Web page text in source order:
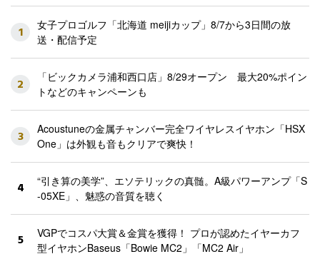
1
女子プロゴルフ「北海道 meijiカップ」8/7から3日間の放
送・配信予定
2
「ビックカメラ浦和西口店」8/29オープン 最大20%ポイン
トなどのキャンペーンも
3
Acoustuneの金属チャンバー完全ワイヤレスイヤホン「HSX
One」は外観も音もクリアで爽快！
4
“引き算の美学”、エソテリックの真髄。A級パワーアンプ「S
-05XE」、魅惑の音質を聴く
5
VGPでコスパ大賞＆金賞を獲得！ プロが認めたイヤーカフ
型イヤホンBaseus「Bowie MC2」「MC2 Air」